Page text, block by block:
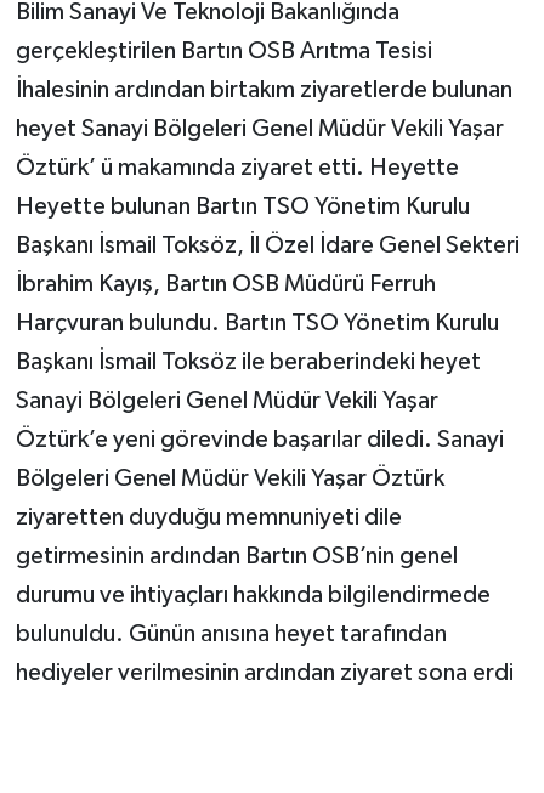
Bilim Sanayi Ve Teknoloji Bakanlığında
gerçekleştirilen Bartın OSB Arıtma Tesisi
İhalesinin ardından birtakım ziyaretlerde bulunan
heyet Sanayi Bölgeleri Genel Müdür Vekili Yaşar
Öztürk’ ü makamında ziyaret etti. Heyette
Heyette bulunan Bartın TSO Yönetim Kurulu
Başkanı İsmail Toksöz, İl Özel İdare Genel Sekteri
İbrahim Kayış, Bartın OSB Müdürü Ferruh
Harçvuran bulundu. Bartın TSO Yönetim Kurulu
Başkanı İsmail Toksöz ile beraberindeki heyet
Sanayi Bölgeleri Genel Müdür Vekili Yaşar
Öztürk’e yeni görevinde başarılar diledi. Sanayi
Bölgeleri Genel Müdür Vekili Yaşar Öztürk
ziyaretten duyduğu memnuniyeti dile
getirmesinin ardından Bartın OSB’nin genel
durumu ve ihtiyaçları hakkında bilgilendirmede
bulunuldu. Günün anısına heyet tarafından
hediyeler verilmesinin ardından ziyaret sona erdi